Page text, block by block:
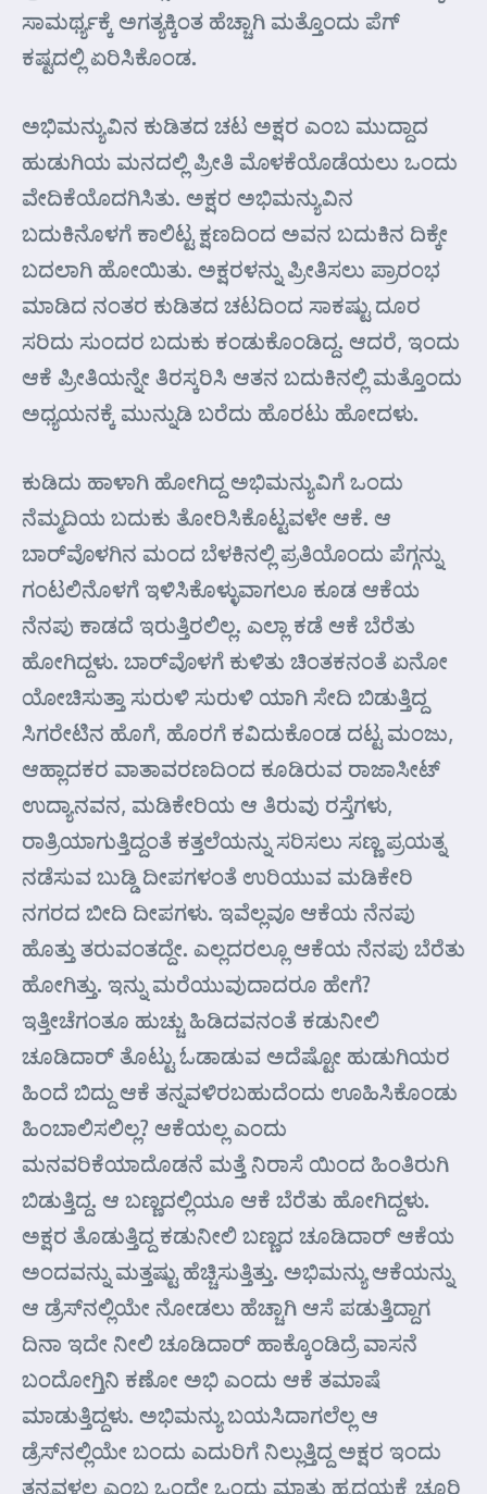
ಸಾಮರ್ಥ್ಯಕ್ಕೆ ಅಗತ್ಯಕ್ಕಿಂತ ಹೆಚ್ಚಾಗಿ ಮತ್ತೊಂದು ಪೆಗ್
ಕಷ್ಟದಲ್ಲಿ ಏರಿಸಿಕೊಂಡ.
ಅಭಿಮನ್ಯುವಿನ ಕುಡಿತದ ಚಟ ಅಕ್ಷರ ಎಂಬ ಮುದ್ದಾದ
ಹುಡುಗಿಯ ಮನದಲ್ಲಿ ಪ್ರೀತಿ ಮೊಳಕೆಯೊಡೆಯಲು ಒಂದು
ವೇದಿಕೆಯೊದಗಿಸಿತು. ಅಕ್ಷರ ಅಭಿಮನ್ಯುವಿನ
ಬದುಕಿನೊಳಗೆ ಕಾಲಿಟ್ಟ ಕ್ಷಣದಿಂದ ಅವನ ಬದುಕಿನ ದಿಕ್ಕೇ
ಬದಲಾಗಿ ಹೋಯಿತು. ಅಕ್ಷರಳನ್ನು ಪ್ರೀತಿಸಲು ಪ್ರಾರಂಭ
ಮಾಡಿದ ನಂತರ ಕುಡಿತದ ಚಟದಿಂದ ಸಾಕಷ್ಟು ದೂರ
ಸರಿದು ಸುಂದರ ಬದುಕು ಕಂಡುಕೊಂಡಿದ್ದ. ಆದರೆ, ಇಂದು
ಆಕೆ ಪ್ರೀತಿಯನ್ನೇ ತಿರಸ್ಕರಿಸಿ ಆತನ ಬದುಕಿನಲ್ಲಿ ಮತ್ತೊಂದು
ಅಧ್ಯಯನಕ್ಕೆ ಮುನ್ನುಡಿ ಬರೆದು ಹೊರಟು ಹೋದಳು.
ಕುಡಿದು ಹಾಳಾಗಿ ಹೋಗಿದ್ದ ಅಭಿಮನ್ಯುವಿಗೆ ಒಂದು
ನೆಮ್ಮದಿಯ ಬದುಕು ತೋರಿಸಿಕೊಟ್ಟವಳೇ ಆಕೆ. ಆ
ಬಾರ್‌ವೊಳಗಿನ ಮಂದ ಬೆಳಕಿನಲ್ಲಿ ಪ್ರತಿಯೊಂದು ಪೆಗ್ಗನ್ನು
ಗಂಟಲಿನೊಳಗೆ ಇಳಿಸಿಕೊಳ್ಳುವಾಗಲೂ ಕೂಡ ಆಕೆಯ
ನೆನಪು ಕಾಡದೆ ಇರುತ್ತಿರಲಿಲ್ಲ. ಎಲ್ಲಾ ಕಡೆ ಆಕೆ ಬೆರೆತು
ಹೋಗಿದ್ದಳು. ಬಾರ್‌ವೊಳಗೆ ಕುಳಿತು ಚಿಂತಕನಂತೆ ಏನೋ
ಯೋಚಿಸುತ್ತಾ ಸುರುಳಿ ಸುರುಳಿ ಯಾಗಿ ಸೇದಿ ಬಿಡುತ್ತಿದ್ದ
ಸಿಗರೇಟಿನ ಹೊಗೆ, ಹೊರಗೆ ಕವಿದುಕೊಂಡ ದಟ್ಟ ಮಂಜು,
ಆಹ್ಲಾದಕರ ವಾತಾವರಣದಿಂದ ಕೂಡಿರುವ ರಾಜಾಸೀಟ್
ಉದ್ಯಾನವನ, ಮಡಿಕೇರಿಯ ಆ ತಿರುವು ರಸ್ತೆಗಳು,
ರಾತ್ರಿಯಾಗುತ್ತಿದ್ದಂತೆ ಕತ್ತಲೆಯನ್ನು ಸರಿಸಲು ಸಣ್ಣ ಪ್ರಯತ್ನ
ನಡೆಸುವ ಬುಡ್ಡಿ ದೀಪಗಳಂತೆ ಉರಿಯುವ ಮಡಿಕೇರಿ
ನಗರದ ಬೀದಿ ದೀಪಗಳು. ಇವೆಲ್ಲವೂ ಆಕೆಯ ನೆನಪು
ಹೊತ್ತು ತರುವಂತದ್ದೇ. ಎಲ್ಲದರಲ್ಲೂ ಆಕೆಯ ನೆನಪು ಬೆರೆತು
ಹೋಗಿತ್ತು. ಇನ್ನು ಮರೆಯುವುದಾದರೂ ಹೇಗೆ?
ಇತ್ತೀಚೆಗಂತೂ ಹುಚ್ಚು ಹಿಡಿದವನಂತೆ ಕಡುನೀಲಿ
ಚೂಡಿದಾರ್ ತೊಟ್ಟು ಓಡಾಡುವ ಅದೆಷ್ಟೋ ಹುಡುಗಿಯರ
ಹಿಂದೆ ಬಿದ್ದು ಆಕೆ ತನ್ನವಳಿರಬಹುದೆಂದು ಊಹಿಸಿಕೊಂಡು
ಹಿಂಬಾಲಿಸಲಿಲ್ಲ? ಆಕೆಯಲ್ಲ ಎಂದು
ಮನವರಿಕೆಯಾದೊಡನೆ ಮತ್ತೆ ನಿರಾಸೆ ಯಿಂದ ಹಿಂತಿರುಗಿ
ಬಿಡುತ್ತಿದ್ದ. ಆ ಬಣ್ಣದಲ್ಲಿಯೂ ಆಕೆ ಬೆರೆತು ಹೋಗಿದ್ದಳು.
ಅಕ್ಷರ ತೊಡುತ್ತಿದ್ದ ಕಡುನೀಲಿ ಬಣ್ಣದ ಚೂಡಿದಾರ್ ಆಕೆಯ
ಅಂದವನ್ನು ಮತ್ತಷ್ಟು ಹೆಚ್ಚಿಸುತ್ತಿತ್ತು. ಅಭಿಮನ್ಯು ಆಕೆಯನ್ನು
ಆ ಡ್ರೆಸ್‌ನಲ್ಲಿಯೇ ನೋಡಲು ಹೆಚ್ಚಾಗಿ ಆಸೆ ಪಡುತ್ತಿದ್ದಾಗ
ದಿನಾ ಇದೇ ನೀಲಿ ಚೂಡಿದಾರ್ ಹಾಕ್ಕೊಂಡಿದ್ರೆ ವಾಸನೆ
ಬಂದೋಗ್ತಿನಿ ಕಣೋ ಅಭಿ ಎಂದು ಆಕೆ ತಮಾಷೆ
ಮಾಡುತ್ತಿದ್ದಳು. ಅಭಿಮನ್ಯು ಬಯಸಿದಾಗಲೆಲ್ಲ ಆ
ಡ್ರೆಸ್‌ನಲ್ಲಿಯೇ ಬಂದು ಎದುರಿಗೆ ನಿಲ್ಲುತ್ತಿದ್ದ ಅಕ್ಷರ ಇಂದು
ತನ್ನವಳಲ್ಲ ಎಂಬ ಒಂದೇ ಒಂದು ಮಾತು ಹೃದಯಕ್ಕೆ ಚೂರಿ